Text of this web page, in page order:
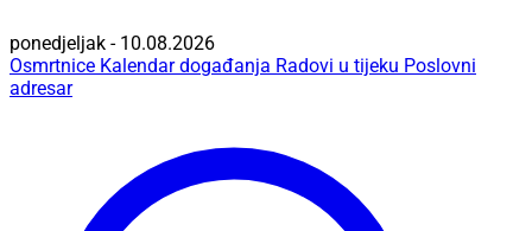
ponedjeljak - 10.08.2026
Osmrtnice Kalendar događanja Radovi u tijeku Poslovni
adresar